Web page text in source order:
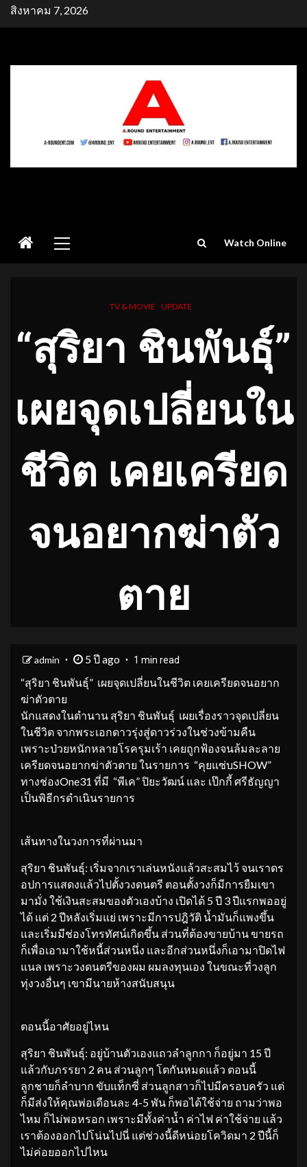
Skipสิงหาคม 7, 2026
Menu
Watch Online
TV & MOVIE UPDATE
“สุริยา ชินพันธุ์”
เผยจุดเปลี่ยนใน
ชีวิต เคยเครียด
จนอยากฆ่าตัว
ตาย
admin 5 ปี ago 1 min read
“สุริยา ชินพันธุ์” เผยจุดเปลี่ยนในชีวิต เคยเครียดจนอยาก
ฆ่าตัวตาย
นักแสดงในตำนาน สุริยา ชินพันธุ์ เผยเรื่องราวจุดเปลี่ยน
ในชีวิต จากพระเอกดาวรุ่งสู่ดาวร่วงในช่วงข้ามคืน
เพราะป่วยหนักหลายโรครุมเร้า เคยถูกฟ้องจนล้มละลาย
เครียดจนอยากฆ่าตัวตาย ในรายการ “คุยแซ่บSHOW”
ทางช่องOne31 ที่มี “พีเค” ปิยะวัฒน์ และ เป๊กกี้ ศรีธัญญา
เป็นพิธีกรดำเนินรายการ
เส้นทางในวงการที่ผ่านมา
สุริยา ชินพันธุ์: เริ่มจากเราเล่นหนังแล้วสะสมไว้ จนเราดร
อปการแสดงแล้วไปตั้งวงดนตรี ตอนตั้งวงก็มีการยืมเขา
มามั่ง ใช้เงินสะสมของตัวเองบ้าง เปิดได้ 5 ปี 3 ปีแรกพออยู่
ได้ แต่ 2 ปีหลังเริ่มแย่ เพราะมีการปฎิวัติ น้ำมันก็แพงขึ้น
และเริ่มมีช่องโทรทัศน์เกิดขึ้น ส่วนที่ต้องขายบ้าน ขายรถ
ก็เพื่อเอามาใช้หนี้ส่วนหนึ่ง และอีกส่วนหนึ่งก็เอามาปิดไฟ
แนล เพราะวงดนตรีของผม ผมลงทุนเอง ในขณะที่วงลูก
ทุ่งวงอื่นๆ เขามีนายห้างสนับสนุน
ตอนนี้อาศัยอยู่ไหน
สุริยา ชินพันธุ์: อยู่บ้านตัวเองแถวลำลูกกา ก็อยู่มา 15 ปี
แล้วกับภรรยา 2 คน ส่วนลูกๆ โตกันหมดแล้ว ตอนนี้
ลูกชายก็ลำบาก ขับแท็กซี่ ส่วนลูกสาวก็ไปมีครอบครัว แต่
ก็มีส่งให้คุณพ่อเดือนละ 4-5 พัน ก็พอได้ใช้จ่าย ถามว่าพอ
ไหม ก็ไม่พอหรอก เพราะมีทั้งค่าน้ำ ค่าไฟ ค่าใช้จ่าย แล้ว
เราต้องออกไปโน่นไปนี่ แต่ช่วงนี้ดีหน่อยโควิดมา 2 ปีนี้ก็
ไม่ค่อยออกไปไหน